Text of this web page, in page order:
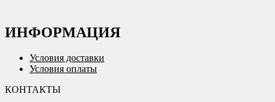
ИНФОРМАЦИЯ
Условия доставки
Условия оплаты
КОНТАКТЫ